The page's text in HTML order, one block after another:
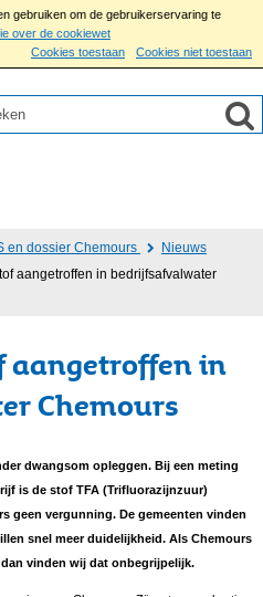
gebruiken om de gebruikerservaring te
over de cookiewet
Cookies toestaan
Cookies niet toestaan
en dossier Chemours
Nieuws
aangetroffen in bedrijfsafvalwater
aangetroffen in
Chemours
dwangsom opleggen. Bij een meting
is de stof TFA (Trifluorazijnzuur)
geen vergunning. De gemeenten vinden
snel meer duidelijkheid. Als Chemours
vinden wij dat onbegrijpelijk.